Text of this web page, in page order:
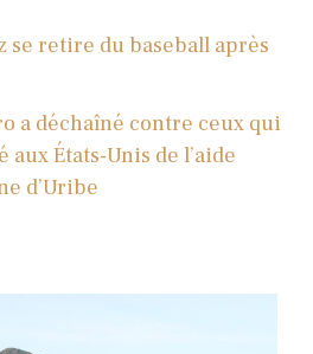
se retire du baseball après
a déchaîné contre ceux qui
aux États-Unis de l’aide
d’Uribe